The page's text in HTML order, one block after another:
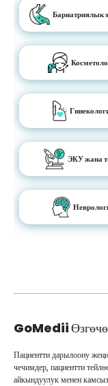
Бариатриялык
ЭКУ жана
GoMedii
Пациентти дарылоону
чечимдер, пациентти
айкындуулук менен